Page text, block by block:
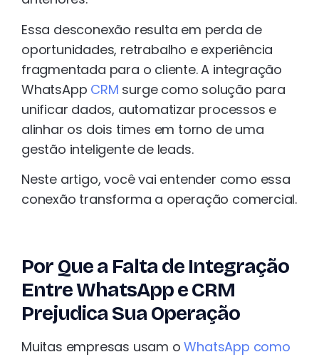
Essa desconexão resulta em perda de
oportunidades, retrabalho e experiência
fragmentada para o cliente. A integração
WhatsApp CRM surge como solução para
unificar dados, automatizar processos e
alinhar os dois times em torno de uma
gestão inteligente de leads.
Neste artigo, você vai entender como essa
conexão transforma a operação comercial.
Por Que a Falta de Integração
Entre WhatsApp e CRM
Prejudica Sua Operação
Muitas empresas usam oWhatsApp como